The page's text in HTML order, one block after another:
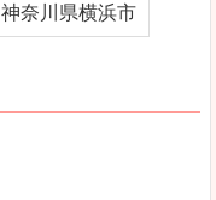
神奈川県横浜市